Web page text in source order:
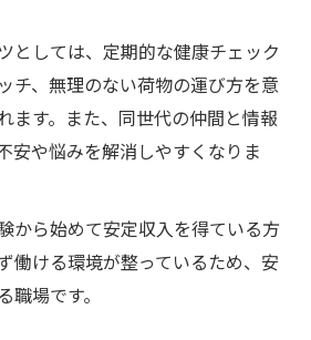
としては、定期的な健康チェック
チ、無理のない荷物の運び方を意
ます。また、同世代の仲間と情報
安や悩みを解消しやすくなりま
から始めて安定収入を得ている方
働ける環境が整っているため、安
場です。